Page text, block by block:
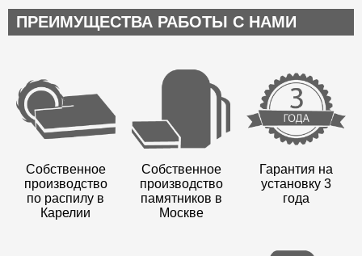
ПРЕИМУЩЕСТВА РАБОТЫ С НАМИ
Собственное
производство
по распилу в
Карелии
Собственное
производство
памятников в
Москве
Гарантия на
установку 3
года